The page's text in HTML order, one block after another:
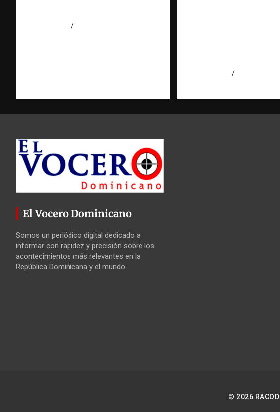
El Vocero Dominicano
Somos un periódico digital dedicado a
informar con rapidez y precisión sobre los
acontecimientos más relevantes en la
República Dominicana y el mundo.